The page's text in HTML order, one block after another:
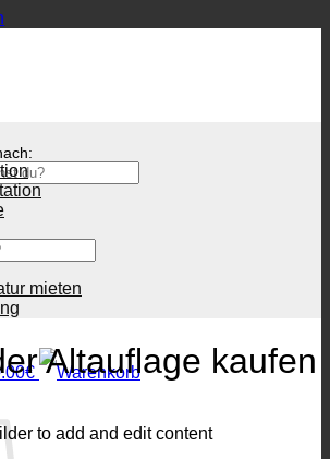
€
mieten
Altauflage kaufen
to add and edit content